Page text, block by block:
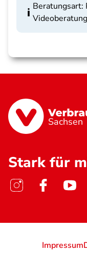
Beratungsart:
Videoberatung
Sachsen
Stark für
Impressum